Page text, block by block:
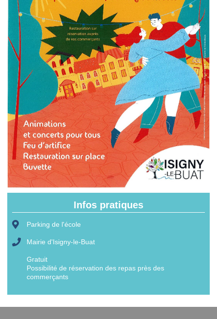
Infos pratiques
Parking de l'école
Mairie d'Isigny-le-Buat
Gratuit
Possibilité de réservation des repas près des
commerçants